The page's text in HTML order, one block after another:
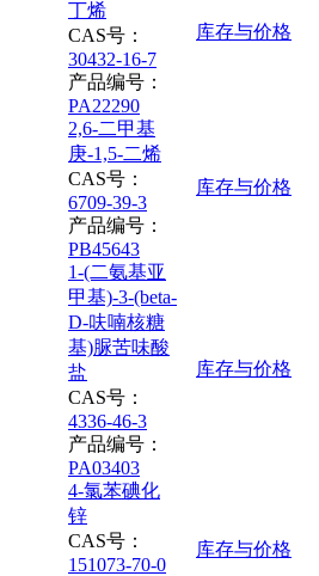
丁烯
CAS号：
30432-16-7
产品编号：
PA22290
库存与价格
2,6-二甲基
庚-1,5-二烯
CAS号：
6709-39-3
产品编号：
PB45643
库存与价格
1-(二氨基亚
甲基)-3-(beta-
D-呋喃核糖
基)脲苦味酸
盐
CAS号：
4336-46-3
产品编号：
PA03403
库存与价格
4-氯苯碘化
锌
CAS号：
151073-70-0
库存与价格